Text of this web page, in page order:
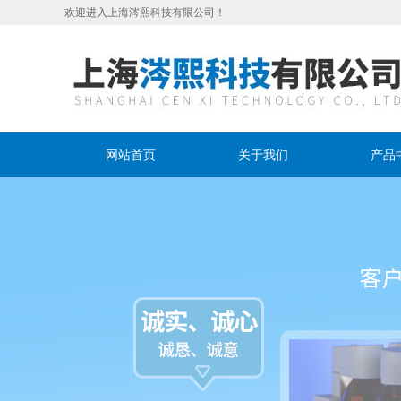
欢迎进入上海涔熙科技有限公司！
网站首页 关于我们 产品